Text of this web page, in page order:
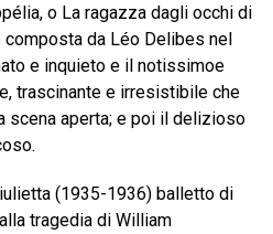
o La ragazza dagli occhi di
da Léo Delibes nel
e inquieto e il notissimoe
trascinante e irresistibile che
scena aperta; e poi il delizioso
(1935-1936) balletto di
tragedia di William